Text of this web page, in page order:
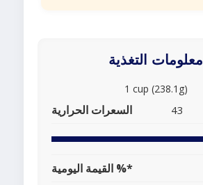
معلومات التغذية
1 cup (238.1g)
السعرات الحرارية 43
القيمة اليومية %*